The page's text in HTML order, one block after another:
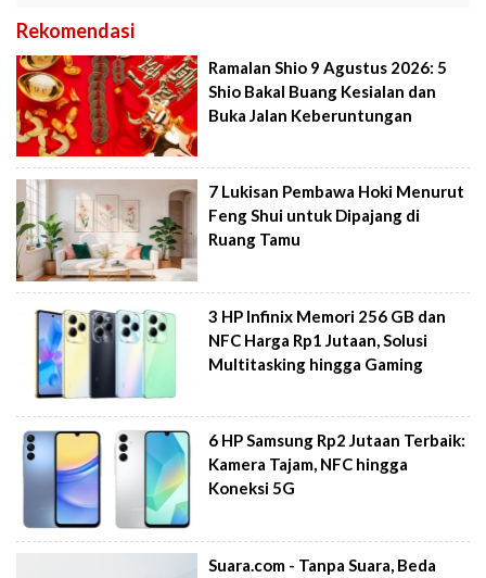
Rekomendasi
Ramalan Shio 9 Agustus 2026: 5
Shio Bakal Buang Kesialan dan
Buka Jalan Keberuntungan
7 Lukisan Pembawa Hoki Menurut
Feng Shui untuk Dipajang di
Ruang Tamu
3 HP Infinix Memori 256 GB dan
NFC Harga Rp1 Jutaan, Solusi
Multitasking hingga Gaming
6 HP Samsung Rp2 Jutaan Terbaik:
Kamera Tajam, NFC hingga
Koneksi 5G
Suara.com - Tanpa Suara, Beda